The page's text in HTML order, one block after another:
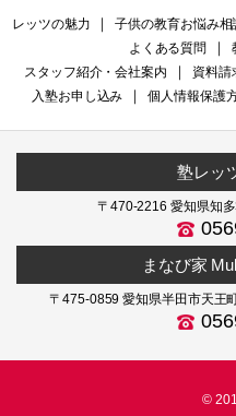
レッツの魅力 子供の教育お悩み相
よくある質問
スタッフ紹介・会社案内
資料請
入塾お申し込み
個人情報保護
塾レッ
〒470-2216 愛知県知
まなび家
〒475-0859 愛知県半田市天王
©